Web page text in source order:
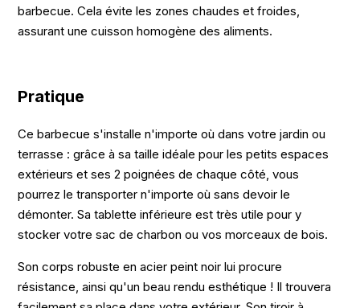
barbecue. Cela évite les zones chaudes et froides,
assurant une cuisson homogène des aliments.
Pratique
Ce barbecue s'installe n'importe où dans votre jardin ou
terrasse : grâce à sa taille idéale pour les petits espaces
extérieurs et ses 2 poignées de chaque côté, vous
pourrez le transporter n'importe où sans devoir le
démonter. Sa tablette inférieure est très utile pour y
stocker votre sac de charbon ou vos morceaux de bois.
Son corps robuste en acier peint noir lui procure
résistance, ainsi qu'un beau rendu esthétique ! Il trouvera